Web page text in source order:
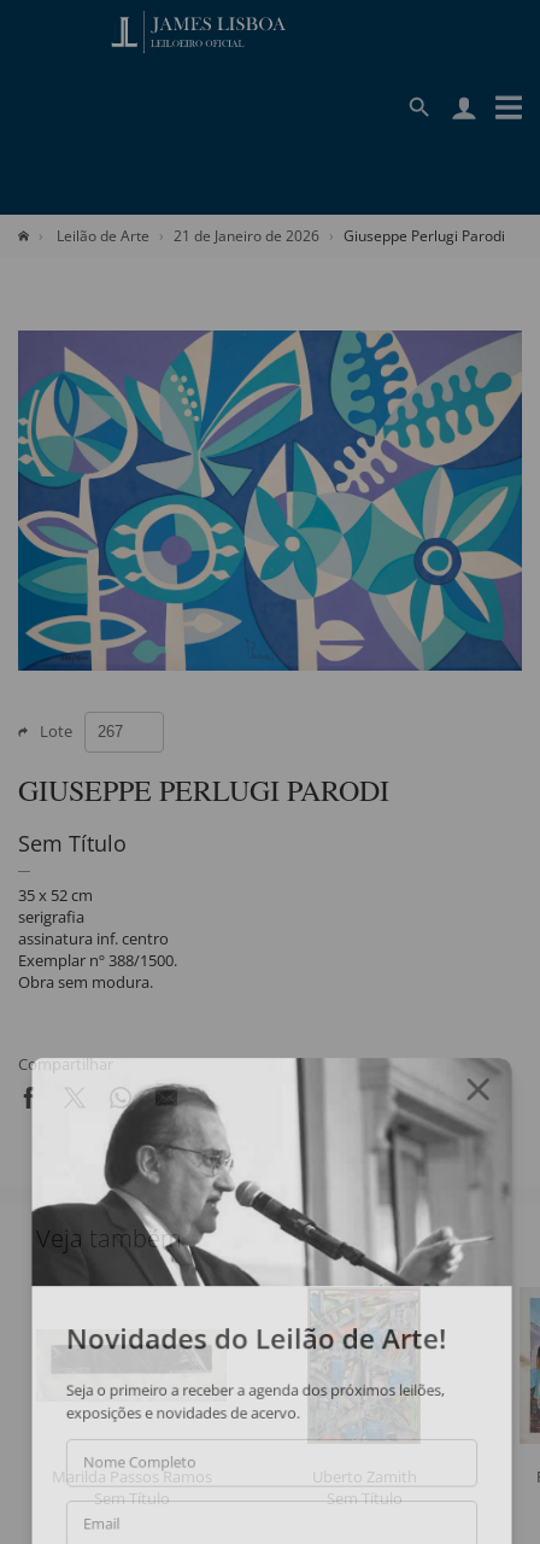
Leilão de Arte 21 de Janeiro de 2026 Giuseppe Perlugi Parodi
Lote
GIUSEPPE PERLUGI PARODI
Sem Título
35 x 52 cm
serigrafia
assinatura inf. centro
Exemplar nº 388/1500.
Obra sem modura.
Compartilhar
Veja também
Marilda Passos Ramos
Sem Título
Uberto Zamith
Sem Título
Novidades do Leilão de Arte!
Seja o primeiro a receber a agenda dos próximos leilões,
exposições e novidades de acervo.
Nome Completo
Email